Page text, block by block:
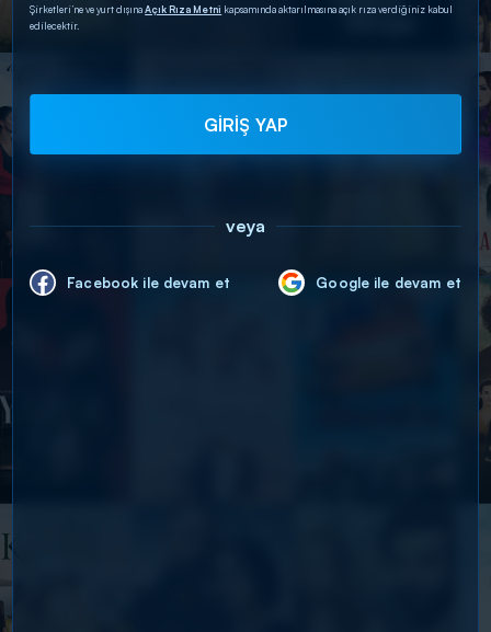
Şirketleri’ne ve yurt dışınaAçık Rıza Metni kapsamında aktarılmasına açık rıza verdiğiniz kabul
edilecektir.
GİRİŞ YAP
veya
Facebook ile devam et Google ile devam et